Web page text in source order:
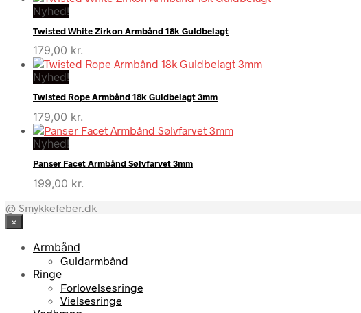
Nyhed!
Twisted White Zirkon Armbånd 18k Guldbelagt
179,00 kr.
Nyhed!
Twisted Rope Armbånd 18k Guldbelagt 3mm
179,00 kr.
Nyhed!
Panser Facet Armbånd Sølvfarvet 3mm
199,00 kr.
@ Smykkefeber.dk
×
Armbånd
Guldarmbånd
Ringe
Forlovelsesringe
Vielsesringe